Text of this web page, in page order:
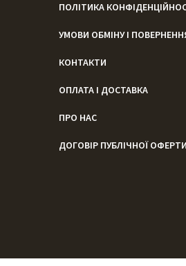
ПОЛІТИКА
УМОВИ ОБМІНУ І
КОНТАКТИ
ОПЛАТА І ДОСТАВКА
ПРО НАС
ДОГОВІР ПУБЛІЧНОЇ ОФЕРТИ